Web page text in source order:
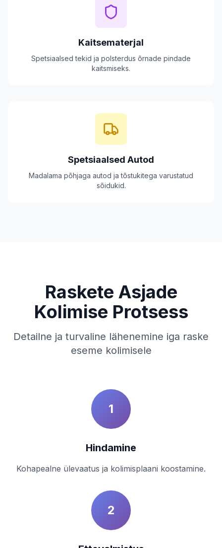
Kaitsematerjal
Spetsiaalsed tekid ja polsterdus õrnade pindade
kaitsmiseks.
Spetsiaalsed Autod
Madalama põhjaga autod ja tõstukitega varustatud
sõidukid.
Raskete Asjade
Kolimise Protsess
Detailne ja turvaline lähenemine iga raske
eseme kolimisele
1
Hindamine
Kohapealne ülevaatus ja kolimisplaani koostamine.
2